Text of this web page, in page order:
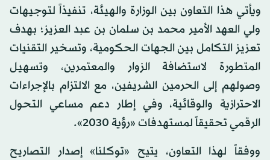
ويأتي هذا التعاون بين الوزارة والهيئة، تنفيذاً لتوجيهات
ولي العهد الأمير محمد بن سلمان بن عبد العزيز؛ بهدف
تعزيز التكامل بين الجهات الحكومية، وتسخير التقنيات
المتطورة لاستضافة الزوار والمعتمرين، وتسهيل
وصولهم إلى الحرمين الشريفين، مع الالتزام بالإجراءات
الاحترازية والوقائية، وفي إطار دعم مساعي التحول
الرقمي تحقيقاً لمستهدفات «رؤية 2030».
ووفقاً لهذا التعاون، يتيح «توكلنا» إصدار التصاريح